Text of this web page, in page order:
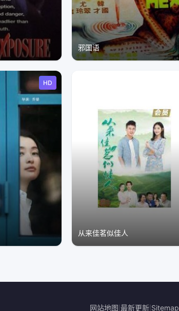
邪国语
HD
从来佳茗似佳人
网站地图 最新更新 Sitemap